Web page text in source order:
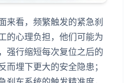
来看，频繁触发的紧急刹
的心理负担，他们可能为
强行缩短每次复位之后的
而埋下更大的安全隐患；